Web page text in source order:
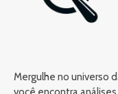
Mergulhe no universo